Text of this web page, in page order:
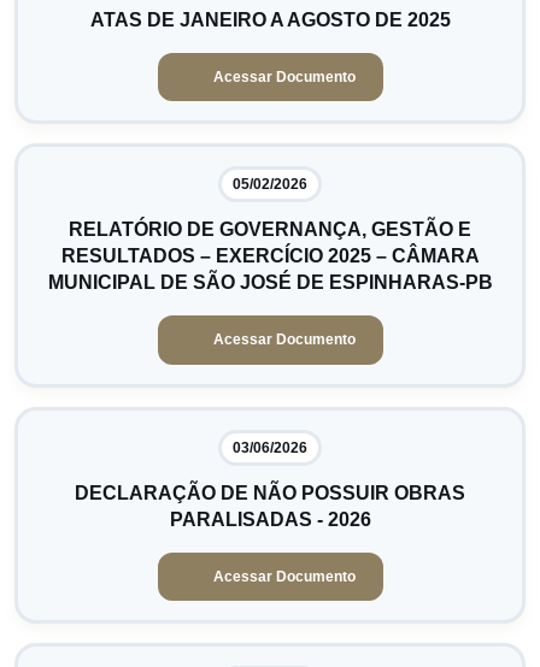
ATAS DE JANEIRO A AGOSTO DE 2025
Acessar Documento
05/02/2026
RELATÓRIO DE GOVERNANÇA, GESTÃO E
RESULTADOS – EXERCÍCIO 2025 – CÂMARA
MUNICIPAL DE SÃO JOSÉ DE ESPINHARAS-PB
Acessar Documento
03/06/2026
DECLARAÇÃO DE NÃO POSSUIR OBRAS
PARALISADAS - 2026
Acessar Documento